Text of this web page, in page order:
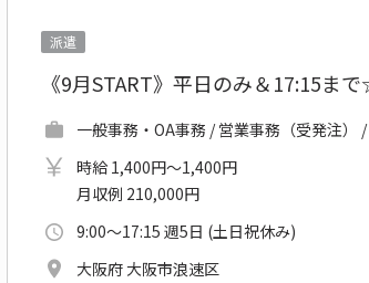
派遣
《9月START》平日のみ＆17:15ま
一般事務・OA事務 / 営業事務（受発注）
時給 1,400円～1,400円
月収例 210,000円
9:00～17:15 週5日 (土日祝休み)
大阪府 大阪市浪速区